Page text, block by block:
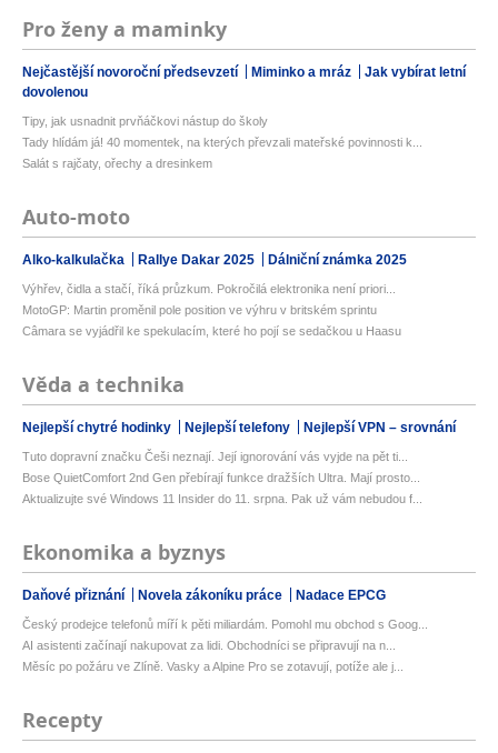
Pro ženy a maminky
Nejčastější novoroční předsevzetí Miminko a mráz
Jak vybírat letní
dovolenou
Tipy, jak usnadnit prvňáčkovi nástup do školy
Tady hlídám já! 40 momentek, na kterých převzali mateřské povinnosti k...
Salát s rajčaty, ořechy a dresinkem
Auto-moto
Alko-kalkulačka Rallye Dakar 2025 Dálniční známka 2025
Výhřev, čidla a stačí, říká průzkum. Pokročilá elektronika není priori...
MotoGP: Martin proměnil pole position ve výhru v britském sprintu
Câmara se vyjádřil ke spekulacím, které ho pojí se sedačkou u Haasu
Věda a technika
Nejlepší chytré hodinky Nejlepší telefony Nejlepší VPN – srovnání
Tuto dopravní značku Češi neznají. Její ignorování vás vyjde na pět ti...
Bose QuietComfort 2nd Gen přebírají funkce dražších Ultra. Mají prosto...
Aktualizujte své Windows 11 Insider do 11. srpna. Pak už vám nebudou f...
Ekonomika a byznys
Daňové přiznání Novela zákoníku práce Nadace EPCG
Český prodejce telefonů míří k pěti miliardám. Pomohl mu obchod s Goog...
AI asistenti začínají nakupovat za lidi. Obchodníci se připravují na n...
Měsíc po požáru ve Zlíně. Vasky a Alpine Pro se zotavují, potíže ale j...
Recepty